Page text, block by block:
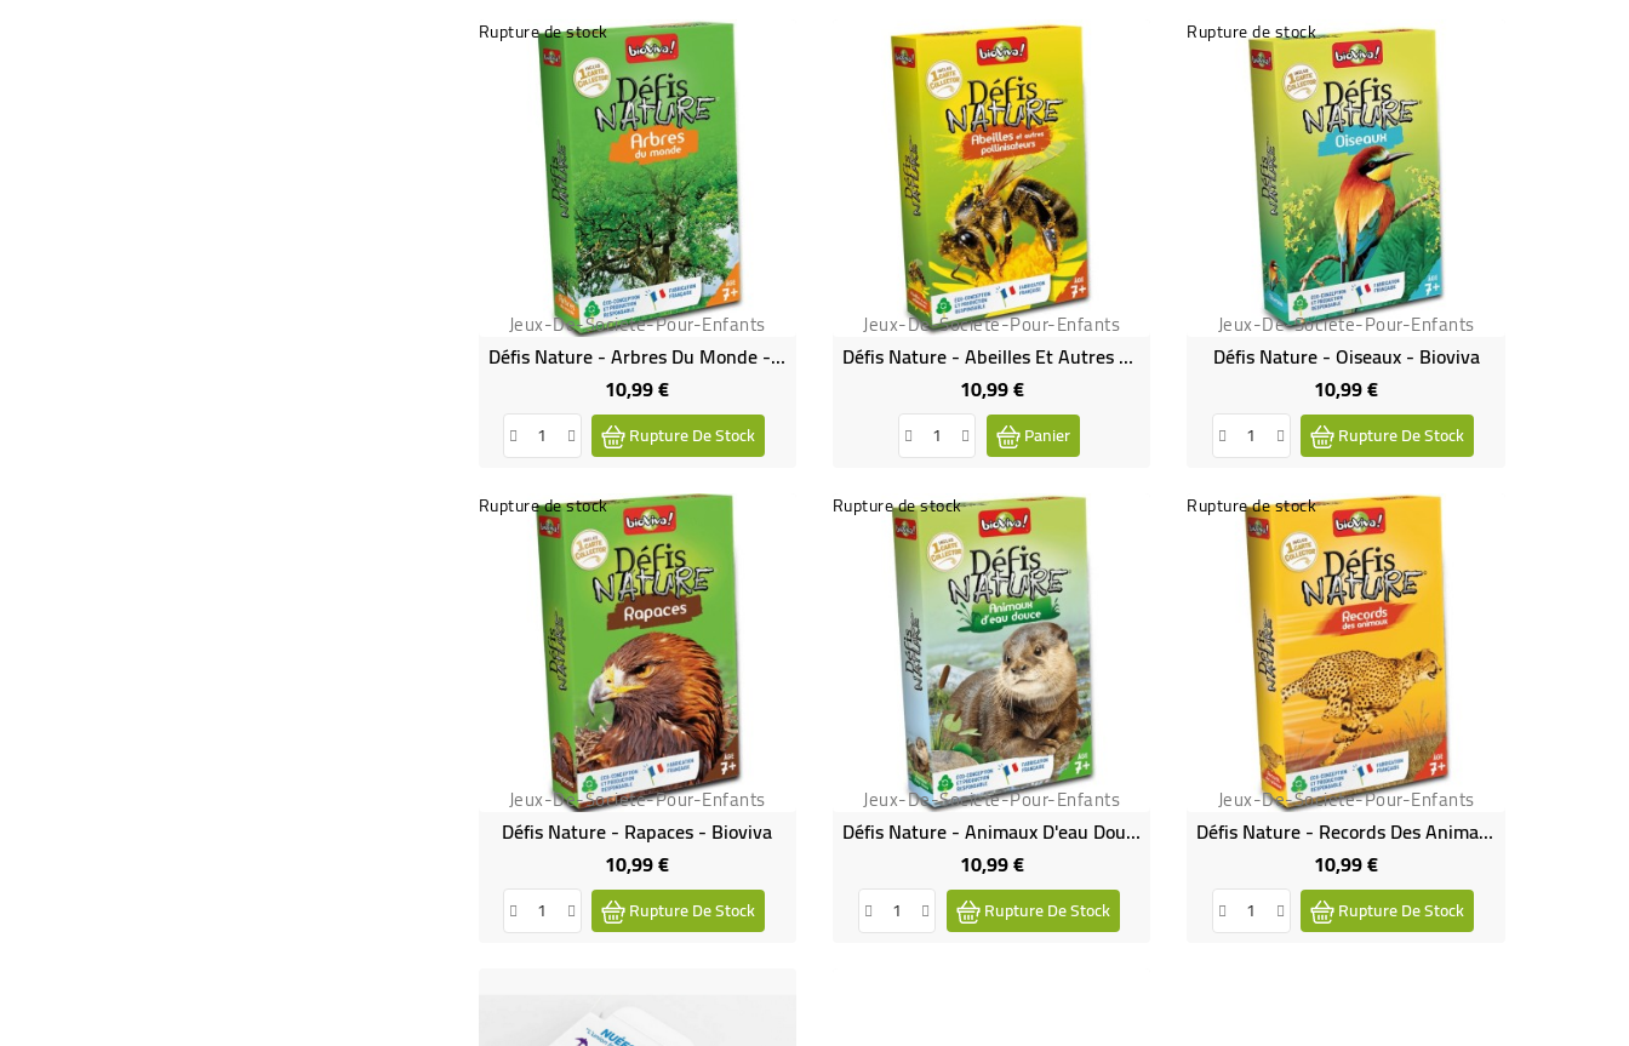
Rupture de stock
Jeux-De-Societe-Pour-Enfants
Défis Nature - Arbres Du Monde - Bioviva
10,99 €Prix
Rupture De Stock
Jeux-De-Societe-Pour-Enfants
Défis Nature - Abeilles Et Autres Pollinisateurs - Bioviva
10,99 €Prix
Panier
Rupture de stock
Jeux-De-Societe-Pour-Enfants
Défis Nature - Oiseaux - Bioviva
10,99 €Prix
Rupture De Stock
Rupture de stock
Jeux-De-Societe-Pour-Enfants
Défis Nature - Rapaces - Bioviva
10,99 €Prix
Rupture De Stock
Rupture de stock
Jeux-De-Societe-Pour-Enfants
Défis Nature - Animaux D'eau Douce - Bioviva
10,99 €Prix
Rupture De Stock
Rupture de stock
Jeux-De-Societe-Pour-Enfants
Défis Nature - Records Des Animaux - Bioviva
10,99 €Prix
Rupture De Stock